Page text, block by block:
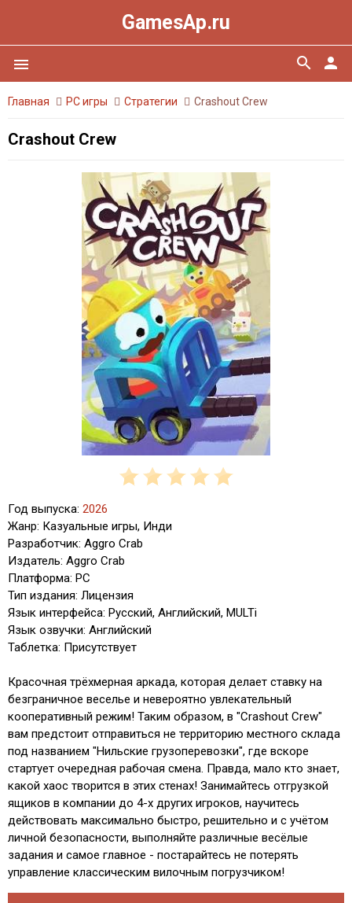
GamesAp.ru
menu person
search
Главная PC игры Стратегии Crashout Crew
Crashout Crew
Год выпуска: 2026
Жанр: Казуальные игры, Инди
Разработчик: Aggro Crab
Издатель: Aggro Crab
Платформа: PC
Тип издания: Лицензия
Язык интерфейса: Русский, Английский, MULTi
Язык озвучки: Английский
Таблетка: Присутствует
Красочная трёхмерная аркада, которая делает ставку на
безграничное веселье и невероятно увлекательный
кооперативный режим! Таким образом, в "Crashout Crew"
вам предстоит отправиться не территорию местного склада
под названием "Нильские грузоперевозки", где вскоре
стартует очередная рабочая смена. Правда, мало кто знает,
какой хаос творится в этих стенах! Занимайтесь отгрузкой
ящиков в компании до 4-х других игроков, научитесь
действовать максимально быстро, решительно и с учётом
личной безопасности, выполняйте различные весёлые
задания и самое главное - постарайтесь не потерять
управление классическим вилочным погрузчиком!